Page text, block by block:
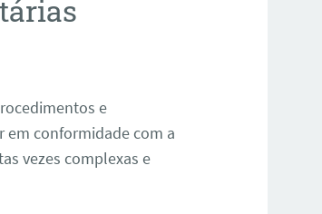
e
em conformidade com a
vezes complexas e